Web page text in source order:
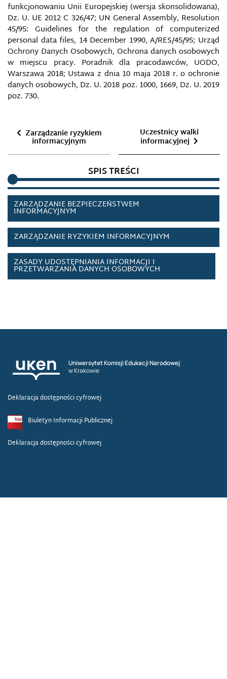
funkcjonowaniu Unii Europejskiej (wersja skonsolidowana),
Dz. U. UE 2012 C 326/47; UN General Assembly, Resolution
45/95: Guidelines for the regulation of computerized
personal data files, 14 December 1990, A/RES/45/95; Urząd
Ochrony Danych Osobowych, Ochrona danych osobowych
w miejscu pracy. Poradnik dla pracodawców, UODO,
Warszawa 2018; Ustawa z dnia 10 maja 2018 r. o ochronie
danych osobowych, Dz. U. 2018 poz. 1000, 1669, Dz. U. 2019
poz. 730.
Zarządzanie ryzykiem
informacyjnym
Uczestnicy walki
informacyjnej
SPIS TREŚCI
WYWIAD GEOPRZESTRZENNY
ZABEZPIECZENIE GEOGRAFICZNE W SIŁACH
ZBROJNYCH RZECZYPOSPOLITEJ POLSKIEJ
ZABURZENIE INFORMACJI
ZAGROŻENIA HYBRYDOWE
ZAGROŻENIA TECHNOLOGICZNE
ZAKŁÓCENIA INFORMACYJNE
ZARZĄDZANIE BEZPIECZEŃSTWEM
INFORMACYJNYM
ZARZĄDZANIE RYZYKIEM INFORMACYJNYM
ZASADY UDOSTĘPNIANIA INFORMACJI I
PRZETWARZANIA DANYCH OSOBOWYCH
Uniwersytet Komisji Edukacji Narodowej
w Krakowie
Deklaracja dostępności cyfrowej
Biuletyn Informacji Publicznej
Deklaracja dostępności cyfrowej